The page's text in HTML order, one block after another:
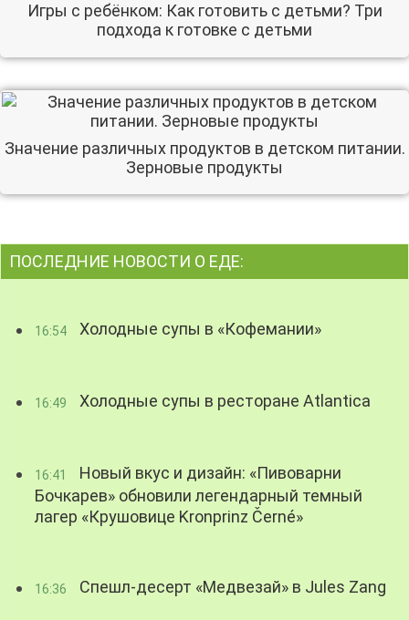
Игры с ребёнком: Как готовить с детьми? Три
подхода к готовке с детьми
Значение различных продуктов в детском питании.
Зерновые продукты
ПОСЛЕДНИЕ НОВОСТИ О ЕДЕ:
16:54 Холодные супы в «Кофемании»
16:49 Холодные супы в ресторане Atlantica
16:41
Новый вкус и дизайн: «Пивоварни
Бочкарев» обновили легендарный темный
лагер «Крушовице Kronprinz Černé»
16:36 Спешл-десерт «Медвезай» в Jules Zang